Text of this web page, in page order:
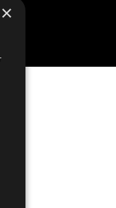
customers for
×